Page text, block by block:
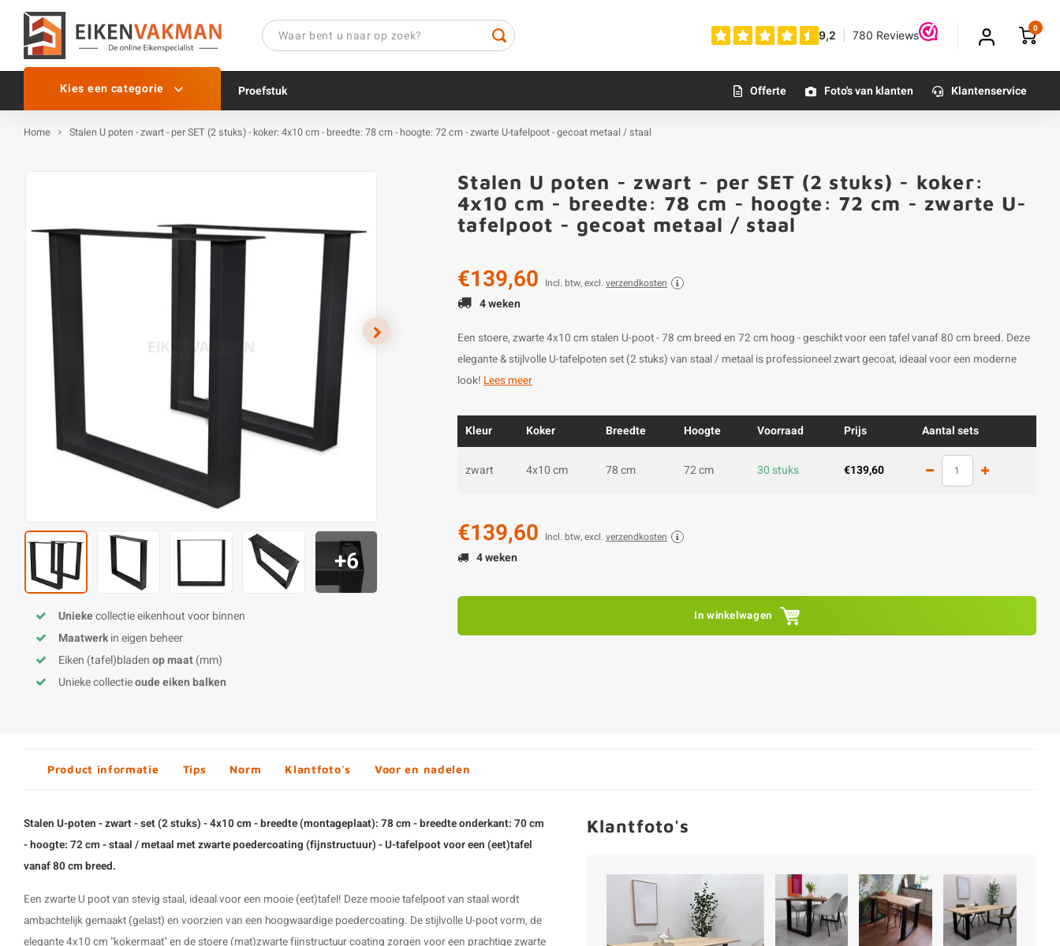
0
Kies een categorie Proefstuk Offerte Foto's van klanten Klantenservice
Home Stalen U poten - zwart - per SET (2 stuks) - koker: 4x10 cm - breedte: 78 cm - hoogte: 72 cm - zwarte U-tafelpoot - gecoat metaal / staal
+6
Uniekecollectie eikenhout voor binnen
Maatwerkin eigen beheer
Eiken (tafel)bladenop maat(mm)
Unieke collectieoude eiken balken
Stalen U poten - zwart - per SET (2 stuks) - koker:
4x10 cm - breedte: 78 cm - hoogte: 72 cm - zwarte U-
tafelpoot - gecoat metaal / staal
€139,60 Incl. btw, excl. verzendkosten
4 weken
Een stoere, zwarte 4x10 cm stalen U-poot - 78 cm breed en 72 cm hoog - geschikt voor een tafel vanaf 80 cm breed. Deze
elegante & stijlvolle U-tafelpoten set (2 stuks) van staal / metaal is professioneel zwart gecoat, ideaal voor een moderne
look! Lees meer
Kleur Koker Breedte Hoogte Voorraad Prijs Aantal sets
zwart 4x10 cm 78 cm 72 cm 30 stuks €139,60
€139,60 Incl. btw, excl. verzendkosten
4 weken
In winkelwagen
Product informatie Tips Norm Klantfoto's Voor en nadelen
Stalen U-poten - zwart - set (2 stuks) - 4x10 cm - breedte (montageplaat): 78 cm - breedte onderkant: 70 cm
- hoogte: 72 cm - staal / metaal met zwarte poedercoating (fijnstructuur) - U-tafelpoot voor een (eet)tafel
vanaf 80 cm breed.
Een zwarte U poot van stevig staal, ideaal voor een mooie (eet)tafel! Deze mooietafelpoot van staalwordt
ambachtelijk gemaakt (gelast) en voorzien van een hoogwaardige poedercoating. De stijlvolle U-pootvorm, de
elegante 4x10 cm "kokermaat" en de stoere (mat)zwarte fijnstructuur coating zorgen voor een prachtige zwarte
Klantfoto's